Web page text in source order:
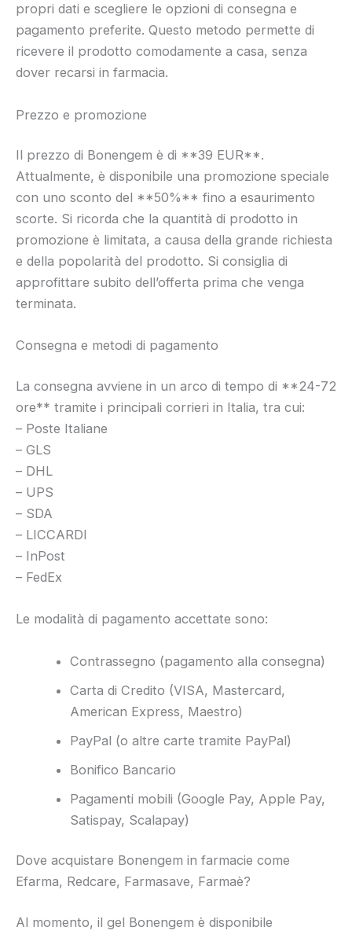
propri dati e scegliere le opzioni di consegna e
pagamento preferite. Questo metodo permette di
ricevere il prodotto comodamente a casa, senza
dover recarsi in farmacia.
Prezzo e promozione
Il prezzo di Bonengem è di **39 EUR**.
Attualmente, è disponibile una promozione speciale
con uno sconto del **50%** fino a esaurimento
scorte. Si ricorda che la quantità di prodotto in
promozione è limitata, a causa della grande richiesta
e della popolarità del prodotto. Si consiglia di
approfittare subito dell’offerta prima che venga
terminata.
Consegna e metodi di pagamento
La consegna avviene in un arco di tempo di **24-72
ore** tramite i principali corrieri in Italia, tra cui:
– Poste Italiane
– GLS
– DHL
– UPS
– SDA
– LICCARDI
– InPost
– FedEx
Le modalità di pagamento accettate sono:
Contrassegno (pagamento alla consegna)
Carta di Credito (VISA, Mastercard,
American Express, Maestro)
PayPal (o altre carte tramite PayPal)
Bonifico Bancario
Pagamenti mobili (Google Pay, Apple Pay,
Satispay, Scalapay)
Dove acquistare Bonengem in farmacie come
Efarma, Redcare, Farmasave, Farmaè?
Al momento, il gel Bonengem è disponibile